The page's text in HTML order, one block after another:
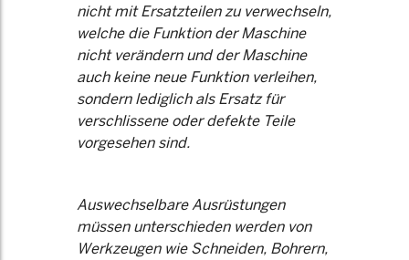
nicht mit Ersatzteilen zu verwechseln,
welche die Funktion der Maschine
nicht verändern und der Maschine
auch keine neue Funktion verleihen,
sondern lediglich als Ersatz für
verschlissene oder defekte Teile
vorgesehen sind.
Auswechselbare Ausrüstungen
müssen unterschieden werden von
Werkzeugen wie Schneiden, Bohrern,